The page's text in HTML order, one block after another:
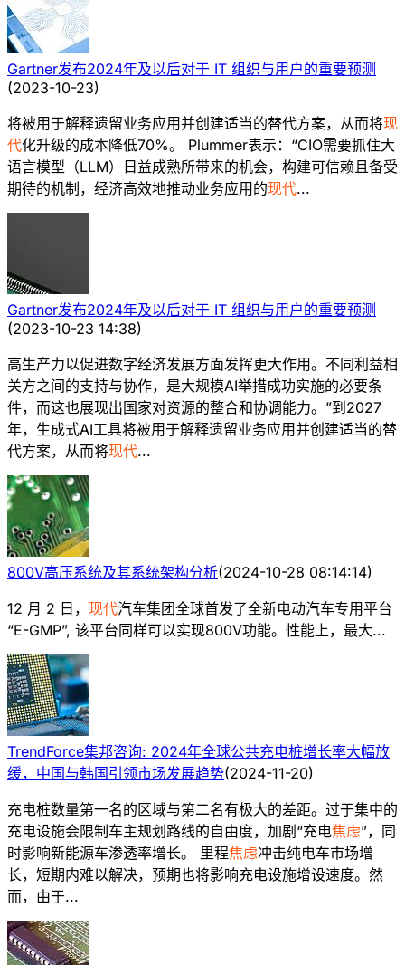
Gartner发布2024年及以后对于 IT 组织与用户的重要预测
(2023-10-23)
将被用于解释遗留业务应用并创建适当的替代方案，从而将现
代化升级的成本降低70%。 Plummer表示：“CIO需要抓住大
语言模型（LLM）日益成熟所带来的机会，构建可信赖且备受
期待的机制，经济高效地推动业务应用的现代...
Gartner发布2024年及以后对于 IT 组织与用户的重要预测
(2023-10-23 14:38)
高生产力以促进数字经济发展方面发挥更大作用。不同利益相
关方之间的支持与协作，是大规模AI举措成功实施的必要条
件，而这也展现出国家对资源的整合和协调能力。”到2027
年，生成式AI工具将被用于解释遗留业务应用并创建适当的替
代方案，从而将现代...
800V高压系统及其系统架构分析(2024-10-28 08:14:14)
12 月 2 日， 现代汽车集团全球首发了全新电动汽车专用平台
“E-GMP”, 该平台同样可以实现800V功能。性能上，最大...
TrendForce集邦咨询: 2024年全球公共充电桩增长率大幅放
缓，中国与韩国引领市场发展趋势(2024-11-20)
充电桩数量第一名的区域与第二名有极大的差距。过于集中的
充电设施会限制车主规划路线的自由度，加剧“充电焦虑”，同
时影响新能源车渗透率增长。 里程焦虑冲击纯电车市场增
长，短期内难以解决，预期也将影响充电设施增设速度。然
而，由于...